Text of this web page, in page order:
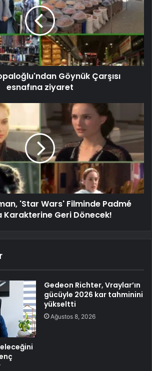
Göynük Çarşısı
esnafına ziyaret
'Star Wars' Filminde Padmé
Karakterine Geri Dönecek!
Gedeon Richter, Vraylar’ın
gücüyle 2026 kar tahminini
yükseltti
Ağustos 8, 2026